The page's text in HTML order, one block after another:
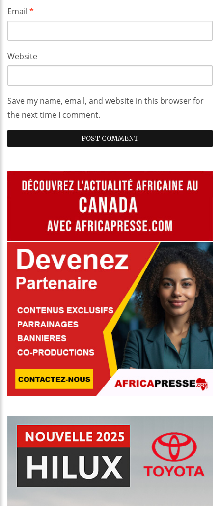
Email *
Website
Save my name, email, and website in this browser for
the next time I comment.